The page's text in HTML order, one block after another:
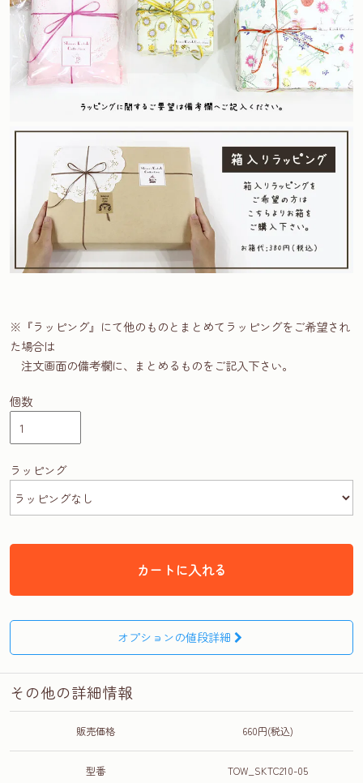
※『ラッピング』にて他のものとまとめてラッピングをご希望され
た場合は
注文画面の備考欄に、まとめるものをご記入下さい。
個数
ラッピング
カートに入れる
オプションの値段詳細
その他の詳細情報
販売価格 660円(税込)
型番 TOW_SKTC210-05